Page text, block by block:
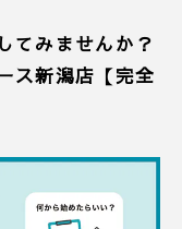
てみませんか？
ス新潟店【完全